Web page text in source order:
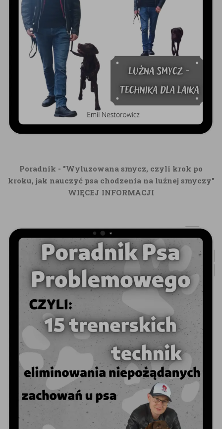
Poradnik - "Wyluzowana smycz, czyli krok po
kroku, jak nauczyć psa chodzenia na luźnej smyczy"
WIĘCEJ INFORMACJI